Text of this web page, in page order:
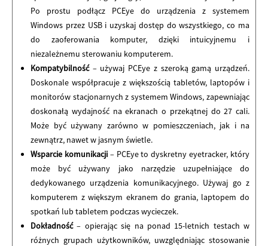
Po prostu podłącz PCEye do urządzenia z systemem
Windows przez USB i uzyskaj dostęp do wszystkiego, co ma
do zaoferowania komputer, dzięki intuicyjnemu i
niezależnemu sterowaniu komputerem.
Kompatybilność– używaj PCEye z szeroką gamą urządzeń.
Doskonale współpracuje z większością tabletów, laptopów i
monitorów stacjonarnych z systemem Windows, zapewniając
doskonałą wydajność na ekranach o przekątnej do 27 cali.
Może być używany zarówno w pomieszczeniach, jak i na
zewnątrz, nawet w jasnym świetle.
Wsparcie komunikacji– PCEye to dyskretny eyetracker, który
może być używany jako narzędzie uzupełniające do
dedykowanego urządzenia komunikacyjnego. Używaj go z
komputerem z większym ekranem do grania, laptopem do
spotkań lub tabletem podczas wycieczek.
Dokładność– opierając się na ponad 15-letnich testach w
różnych grupach użytkowników, uwzględniając stosowanie